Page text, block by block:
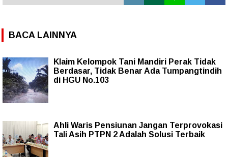
BACA LAINNYA
Klaim Kelompok Tani Mandiri Perak Tidak
Berdasar, Tidak Benar Ada Tumpangtindih
di HGU No.103
Ahli Waris Pensiunan Jangan Terprovokasi
Tali Asih PTPN 2 Adalah Solusi Terbaik